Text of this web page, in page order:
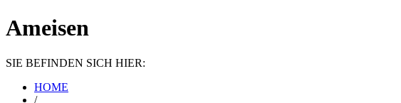
Ameisen
SIE BEFINDEN SICH HIER:
HOME
/